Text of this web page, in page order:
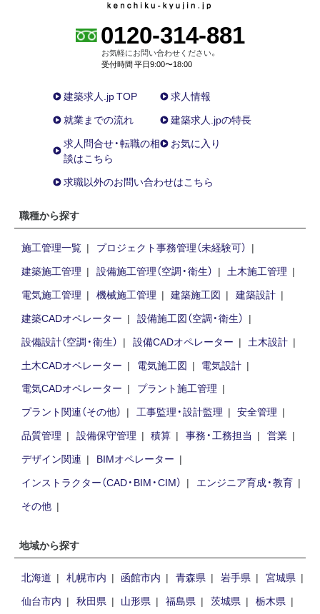
0120-314-881
お気軽にお問い合わせください。
受付時間 平日9:00〜18:00
建築求人.jp TOP
求人情報
就業までの流れ
建築求人.jpの特長
求人問合せ・転職の相
談はこちら
お気に入り
求職以外のお問い合わせはこちら
職種から探す
施工管理一覧
プロジェクト事務管理（未経験可）
建築施工管理
設備施工管理（空調・衛生）
土木施工管理
電気施工管理
機械施工管理 建築施工図
建築設計
建築CADオペレーター
設備施工図（空調・衛生）
設備設計（空調・衛生）
設備CADオペレーター
土木設計
土木CADオペレーター
電気施工図
電気設計
電気CADオペレーター
プラント施工管理
プラント関連（その他）
工事監理・設計監理
安全管理
品質管理
設備保守管理 積算 事務・工務担当
営業
デザイン関連
BIMオペレーター
インストラクター（CAD・BIM・CIM）
エンジニア育成・教育
その他
地域から探す
北海道 札幌市内 函館市内 青森県 岩手県
宮城県
仙台市内
秋田県 山形県 福島県 茨城県
栃木県